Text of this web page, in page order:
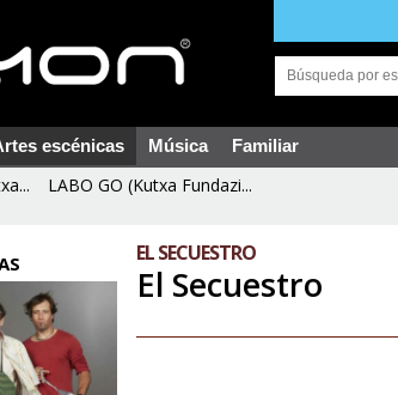
escénicas Música Familiar
LABO GO (Kutxa Fundazi...
EL SECUESTRO
El Secuestro